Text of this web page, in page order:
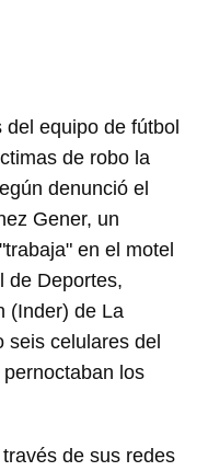
equipo de fútbol
de robo la
denunció el
Gener, un
en el motel
de Deportes,
(Inder) de La
seis celulares del
los
de sus redes